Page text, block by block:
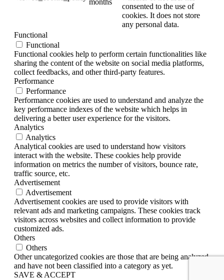
months
consented to the use of
cookies. It does not store
any personal data.
Functional
Functional
Functional cookies help to perform certain functionalities like
sharing the content of the website on social media platforms,
collect feedbacks, and other third-party features.
Performance
Performance
Performance cookies are used to understand and analyze the
key performance indexes of the website which helps in
delivering a better user experience for the visitors.
Analytics
Analytics
Analytical cookies are used to understand how visitors
interact with the website. These cookies help provide
information on metrics the number of visitors, bounce rate,
traffic source, etc.
Advertisement
Advertisement
Advertisement cookies are used to provide visitors with
relevant ads and marketing campaigns. These cookies track
visitors across websites and collect information to provide
customized ads.
Others
Others
Other uncategorized cookies are those that are being analyzed
and have not been classified into a category as yet.
SAVE & ACCEPT